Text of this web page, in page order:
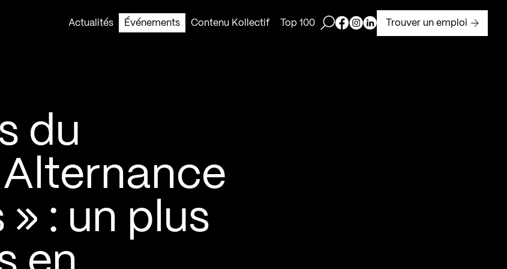
Actualités
Événements Contenu Kollectif Top 100 Ouvrir la barre de recherche
Page Facebook de Kollectif
Page Instagram de Kollectif
Page Linkedin de Kollectif
Trouver un emploi
du
: un plus